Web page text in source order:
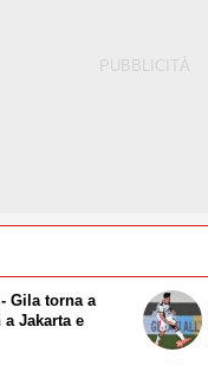
Gila torna a
Jakarta e